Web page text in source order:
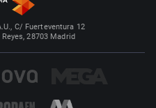
C/ Fuerteventura 12
28703 Madrid